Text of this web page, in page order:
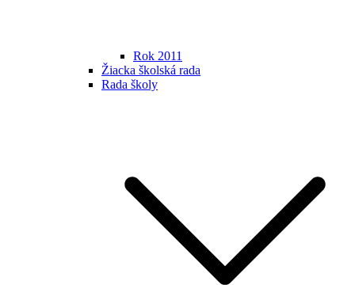
Rok 2011
Žiacka školská rada
Rada školy